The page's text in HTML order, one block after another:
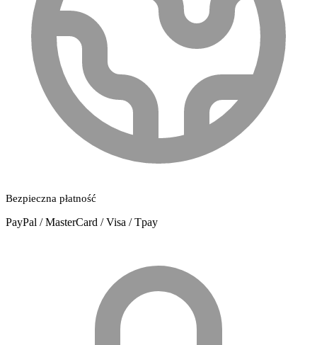
Bezpieczna płatność
PayPal / MasterCard / Visa / Tpay